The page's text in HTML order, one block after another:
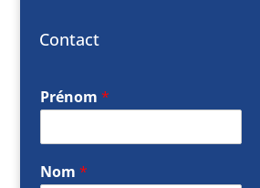
Contact
Prénom *
Nom *